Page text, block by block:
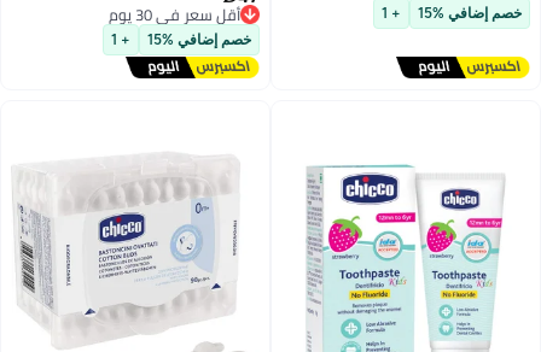
باقي 1 وحدات في المخزون
تم بيع +10 مؤخرًا
خصم إضافي %15 + 1 للتحلل البيولوجي
توصيل مجاني
أقل سعر في 30 يوم
خصم إضافي %15 + 1